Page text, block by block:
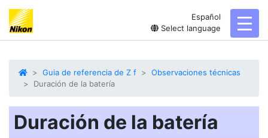
Español
Select language
Guia de referencia de Z f
Observaciones técnicas
Duración de la batería
Duración de la batería